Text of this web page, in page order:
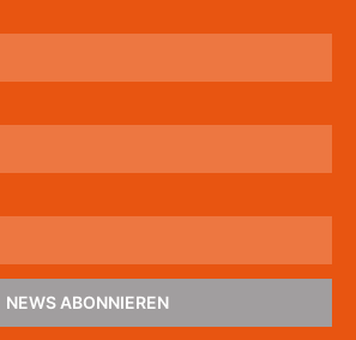
NEWS ABONNIEREN